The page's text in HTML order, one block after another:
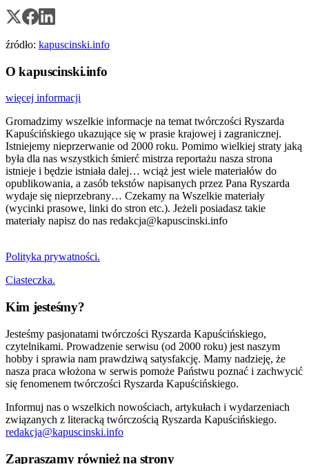
źródło: kapuscinski.info
O kapuscinski.info
więcej informacji
Gromadzimy wszelkie informacje na temat twórczości Ryszarda
Kapuścińskiego ukazujące się w prasie krajowej i zagranicznej.
Istniejemy nieprzerwanie od 2000 roku. Pomimo wielkiej straty jaką
była dla nas wszystkich śmierć mistrza reportażu nasza strona
istnieje i będzie istniała dalej… wciąż jest wiele materiałów do
opublikowania, a zasób tekstów napisanych przez Pana Ryszarda
wydaje się nieprzebrany… Czekamy na Wszelkie materiały
(wycinki prasowe, linki do stron etc.). Jeżeli posiadasz takie
materiały napisz do nas redakcja@kapuscinski.info
Polityka prywatności.
Ciasteczka.
Kim jesteśmy?
Jesteśmy pasjonatami twórczości Ryszarda Kapuścińskiego,
czytelnikami. Prowadzenie serwisu (od 2000 roku) jest naszym
hobby i sprawia nam prawdziwą satysfakcję. Mamy nadzieję, że
nasza praca włożona w serwis pomoże Państwu poznać i zachwycić
się fenomenem twórczości Ryszarda Kapuścińskiego.
Informuj nas o wszelkich nowościach, artykułach i wydarzeniach
związanych z literacką twórczością Ryszarda Kapuścińskiego.
redakcja@kapuscinski.info
Zapraszamy również na strony